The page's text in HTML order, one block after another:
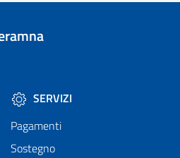
SERVIZI
Pagamenti
Sostegno